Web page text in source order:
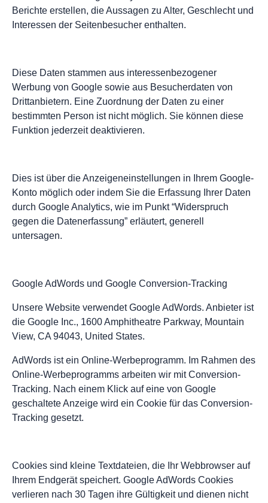
Berichte erstellen, die Aussagen zu Alter, Geschlecht und
Interessen der Seitenbesucher enthalten.
Diese Daten stammen aus interessenbezogener
Werbung von Google sowie aus Besucherdaten von
Drittanbietern. Eine Zuordnung der Daten zu einer
bestimmten Person ist nicht möglich. Sie können diese
Funktion jederzeit deaktivieren.
Dies ist über die Anzeigeneinstellungen in Ihrem Google-
Konto möglich oder indem Sie die Erfassung Ihrer Daten
durch Google Analytics, wie im Punkt “Widerspruch
gegen die Datenerfassung” erläutert, generell
untersagen.
Google AdWords und Google Conversion-Tracking
Unsere Website verwendet Google AdWords. Anbieter ist
die Google Inc., 1600 Amphitheatre Parkway, Mountain
View, CA 94043, United States.
AdWords ist ein Online-Werbeprogramm. Im Rahmen des
Online-Werbeprogramms arbeiten wir mit Conversion-
Tracking. Nach einem Klick auf eine von Google
geschaltete Anzeige wird ein Cookie für das Conversion-
Tracking gesetzt.
Cookies sind kleine Textdateien, die Ihr Webbrowser auf
Ihrem Endgerät speichert. Google AdWords Cookies
verlieren nach 30 Tagen ihre Gültigkeit und dienen nicht